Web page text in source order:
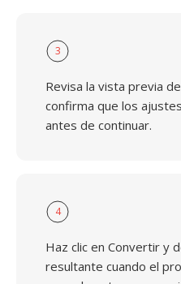
3
Revisa la vista previa
confirma que los
antes de continuar.
4
Haz clic en Convertir y
resultante cuando el